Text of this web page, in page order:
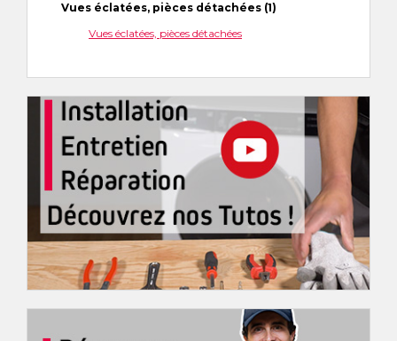
Vues éclatées, pièces détachées (1)
Vues éclatées, pièces détachées